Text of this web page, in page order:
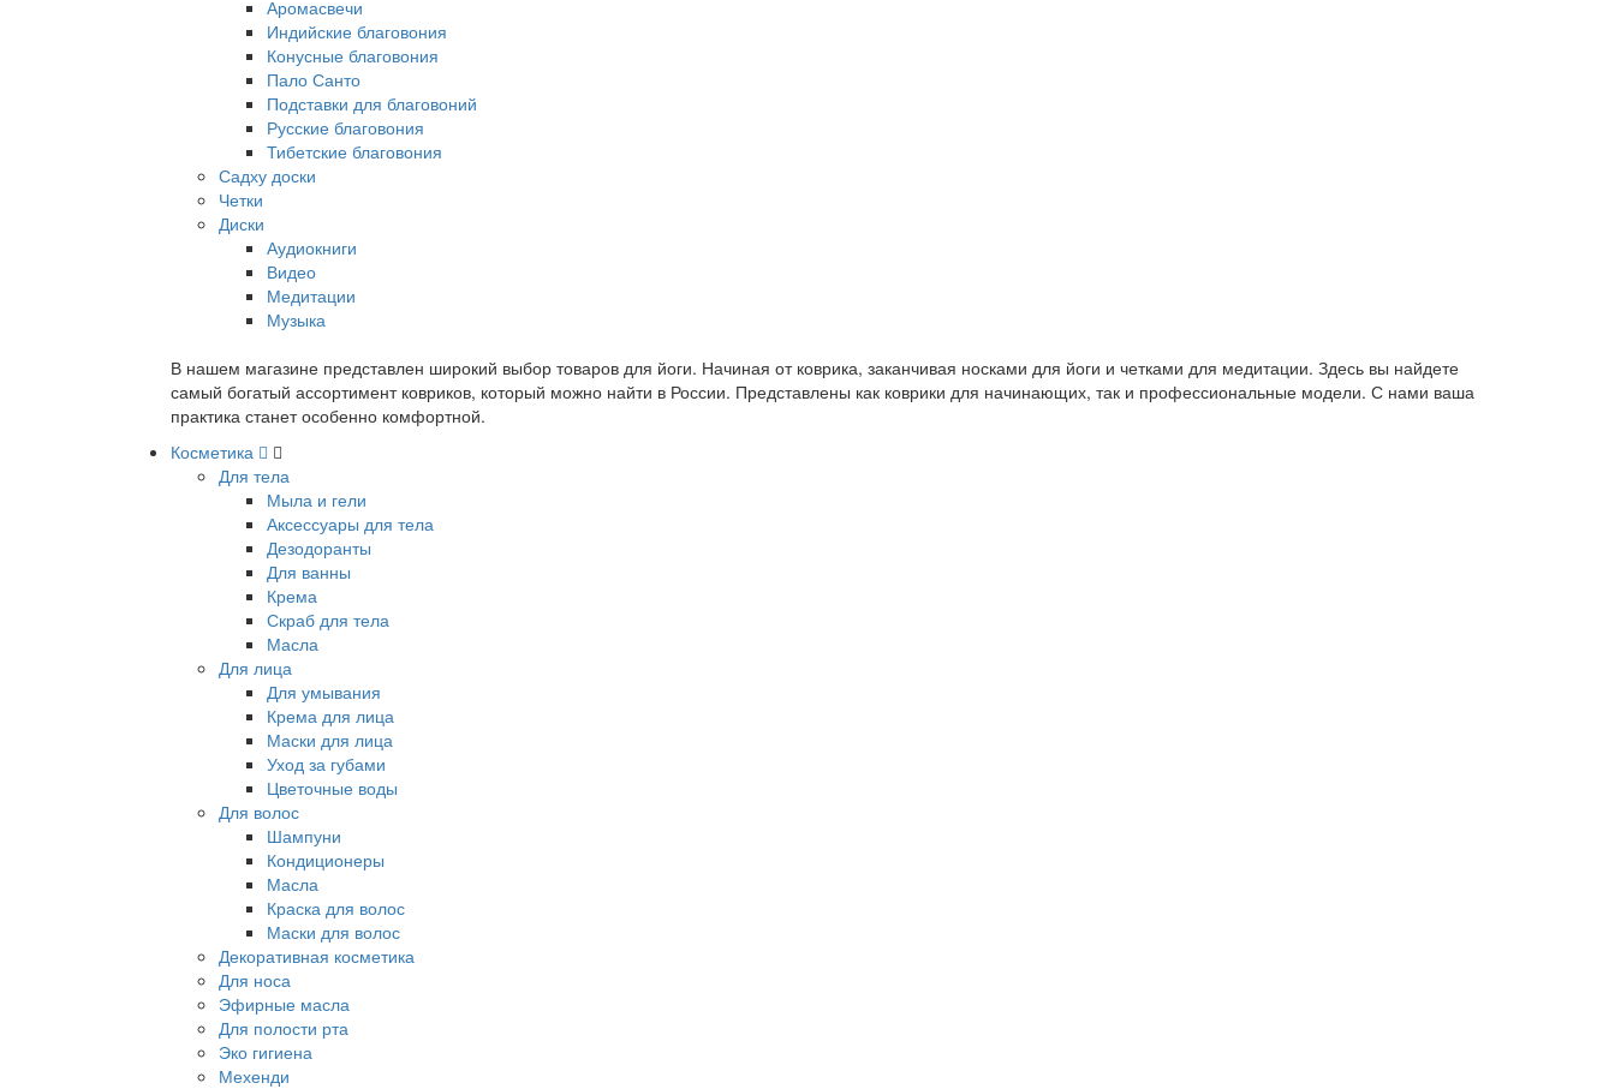
Аромасвечи
Индийские благовония
Конусные благовония
Пало Санто
Подставки для благовоний
Русские благовония
Тибетские благовония
Садху доски
Четки
Диски
Аудиокниги
Видео
Медитации
Музыка
В нашем магазине представлен широкий выбор товаров для йоги. Начиная от коврика, заканчивая носками для йоги и четками для медитации. Здесь вы найдете
самый богатый ассортимент ковриков, который можно найти в России. Представлены как коврики для начинающих, так и профессиональные модели. С нами ваша
практика станет особенно комфортной.
Косметика
Для тела
Мыла и гели
Аксессуары для тела
Дезодоранты
Для ванны
Крема
Скраб для тела
Масла
Для лица
Для умывания
Крема для лица
Маски для лица
Уход за губами
Цветочные воды
Для волос
Шампуни
Кондиционеры
Масла
Краска для волос
Маски для волос
Декоративная косметика
Для носа
Эфирные масла
Для полости рта
Эко гигиена
Мехенди